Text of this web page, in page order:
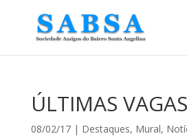
ÚLTIMAS VAGAS
08/02/17| Destaques, Mural,